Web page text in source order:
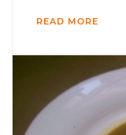
READ MORE